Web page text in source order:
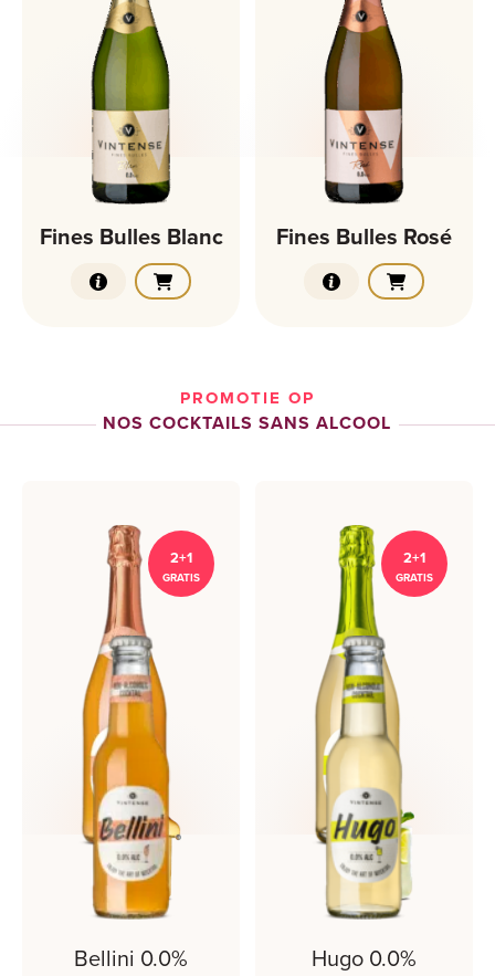
Fines Bulles Blanc Fines Bulles Rosé
PROMOTIE OP
NOS COCKTAILS SANS ALCOOL
2+1
GRATIS
Bellini 0.0%
2+1
GRATIS
Hugo 0.0%